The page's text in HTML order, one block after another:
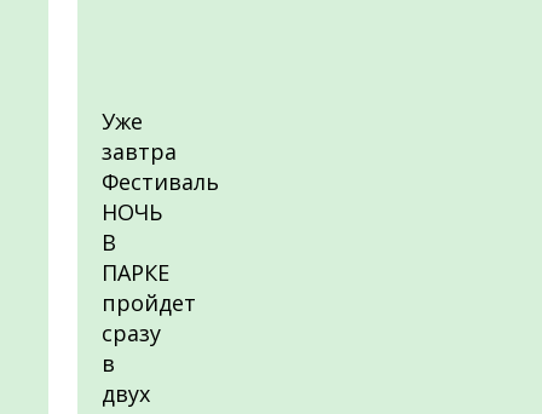
Уже
завтра
Фестиваль
НОЧЬ
В
ПАРКЕ
пройдет
сразу
в
двух